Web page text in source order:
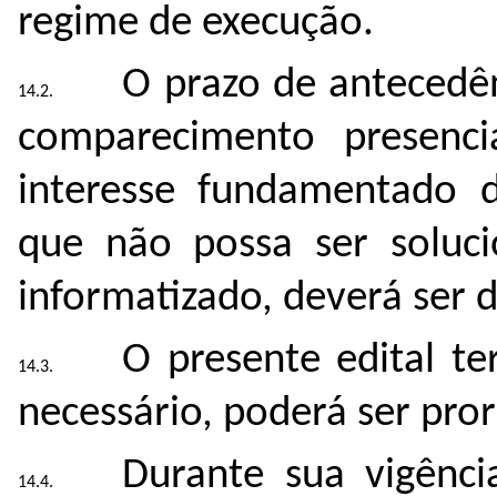
regime de execução.
O prazo de
comparecimento
interesse fundamentado
que não possa ser
informatizado, deverá ser
O presente edital
necessário, poderá ser
Durante sua